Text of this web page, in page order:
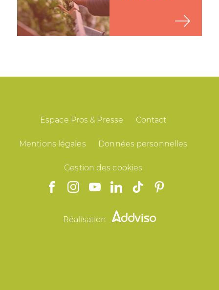
Espace Pros & Presse Contact
Mentions légales Données personnelles
Gestion des cookies
Réalisation